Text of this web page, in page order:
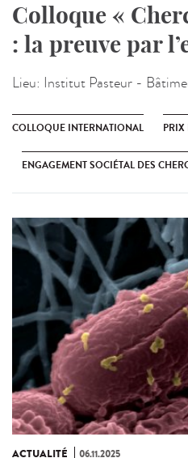
Colloque «
: la preuve par
Lieu: Institut Pasteur -
COLLOQUE INTERNATIONAL PRIX
ENGAGEMENT SOCIÉTAL DES
ACTUALITÉ 06.11.2025